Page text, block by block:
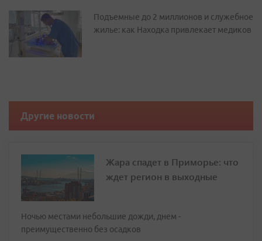
Подъемные до 2 миллионов и служебное
жилье: как Находка привлекает медиков
Другие новости
Жара спадет в Приморье: что
ждет регион в выходные
Ночью местами небольшие дожди, днем -
преимущественно без осадков